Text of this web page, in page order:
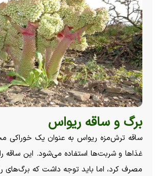
برگ و ساقه ریواس
ساقه ترش‌مزه ریواس به عنوان یک خوراکی
غذا‌ها و شربت‌ها استفاده می‌شود. این ساقه
مصرف کرد، اما باید توجه داشت که برگ‌های